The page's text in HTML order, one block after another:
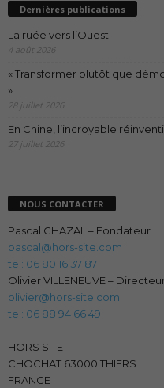
Dernières publications
La ruée vers l’Ouest
4 août 2026
« Transformer plutôt que
»
28 juillet 2026
En Chine, l’incroyable
27 juillet 2026
NOUS CONTACTER
Pascal CHAZAL – Fondateur
pascal@hors-site.com
tel: 06 80 16 37 87
Olivier VILLENEUVE –
olivier@hors-site.com
tel: 06 88 94 66 49
HORS SITE
CHOCHAT 63000 THIERS
FRANCE